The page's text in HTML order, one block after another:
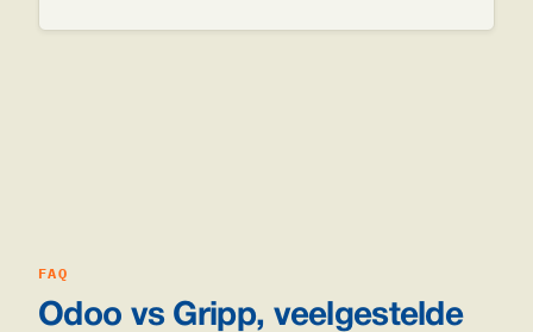
FAQ
Odoo vs Gripp, veelgestelde